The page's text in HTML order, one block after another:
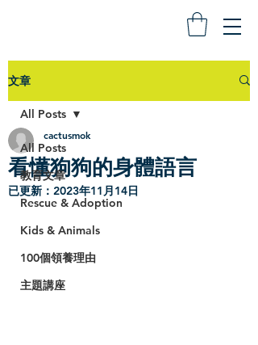
文章
All Posts
教育文章
Rescue & Adoption
Kids & Animals
100個領養理由
主題講座
All Posts
看懂狗狗的身體語言
cactusmok
已更新： 2023年11月14日